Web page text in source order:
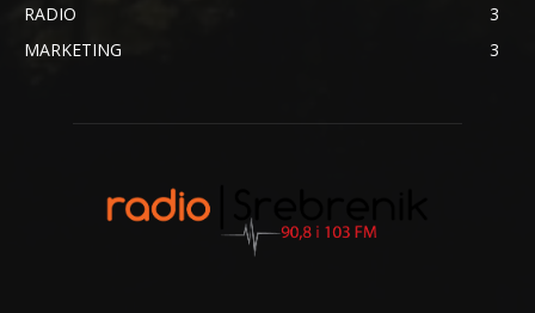
RADIO
3
MARKETING
3